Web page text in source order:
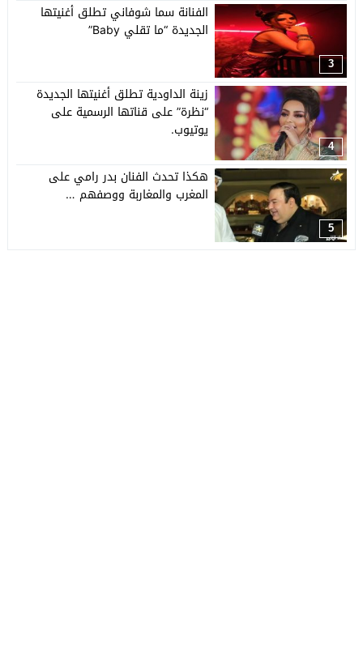
3
الفنانة سما شوفاني تطلق أغنيتها
الجديدة “ما تقلي Baby”
4
زينة الداودية تطلق أغنيتها الجديدة
“نظرة” على قناتها الرسمية على
يوتيوب.
5
هكذا تحدث الفنان بدر رامي على
المغرب والمغاربة ووصفهم …